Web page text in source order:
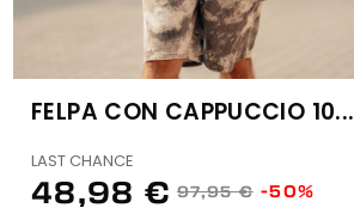
FELPA CON CAPPUCCIO 10...
LAST CHANCE
48,98 € 97,95 € -50%